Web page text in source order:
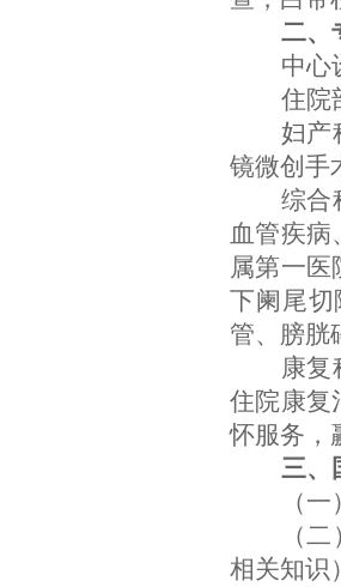
二、
中心
住院
妇产
镜微创手
综合
血管疾
属第一
下阑尾
管、膀胱
康复
住院康复
怀服务，
三、
（
（
相关知识）